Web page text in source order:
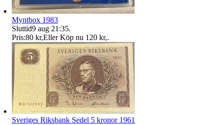
Myntbox 1983
Sluttid9 aug 21:35.
Pris:80 kr,Eller Köp nu 120 kr,.
Sveriges Riksbank Sedel 5 kronor 1961